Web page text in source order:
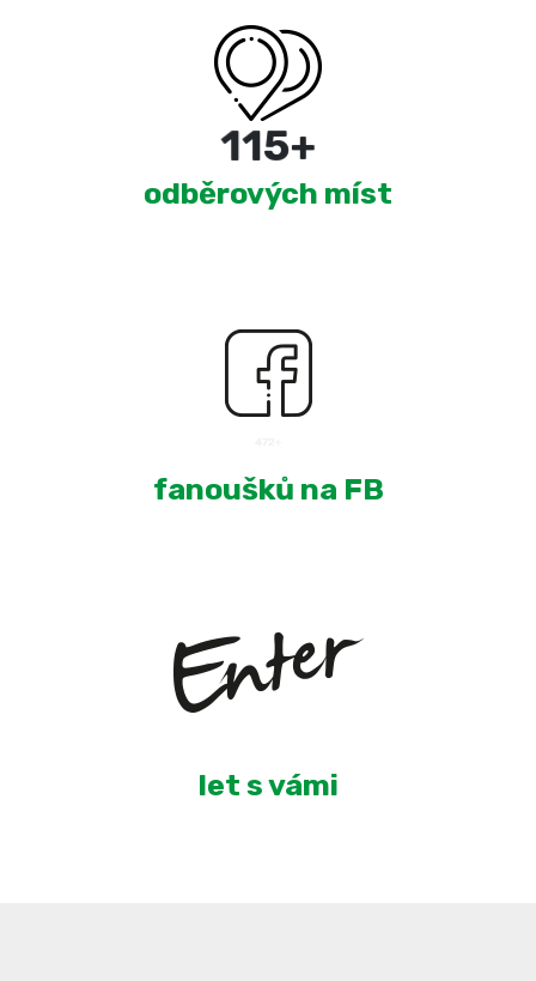
180+
odběrových míst
fanoušků na FB
let s vámi